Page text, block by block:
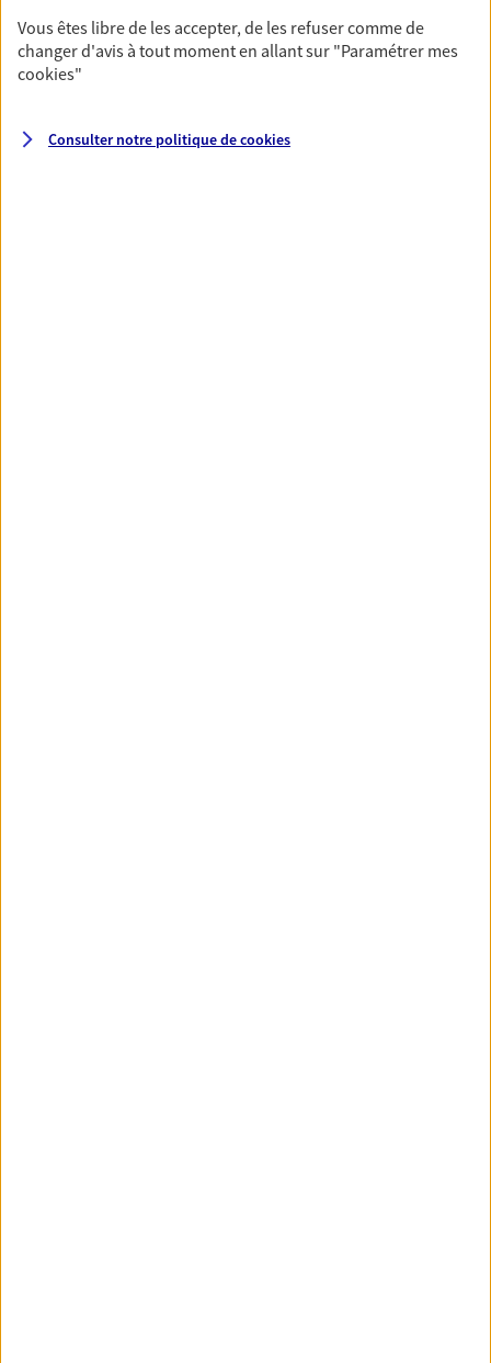
assurance multirisque entreprise. Un contrat
unique pour protéger vos locaux, matériels pro,
équipements et stocks… sans oublier votre
Découvrir l'offre Multirisque Entreprise
Vous êtes libre de les accepter, de les refuser comme de
changer d'avis à tout moment en allant sur "Paramétrer mes
cookies"
Consulter notre politique decookies